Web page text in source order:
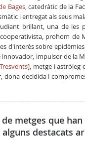
Bages, catedràtic de la
i entregat als seus
brillant, una de les
prohom de
d'interès sobre
innovador, impulsor de la
, metge i astròleg
dona decidida i
metges que
destacats